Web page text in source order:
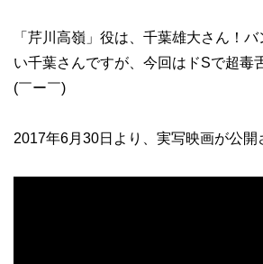
「芹川高嶺」役は、千葉雄大さん！
い千葉さんですが、今回はドSで超毒
(￣ー￣)
2017年6月30日より、実写映画が公開